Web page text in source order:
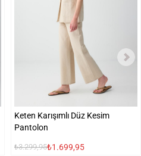
Keten Karışımlı Düz Kesim
Pantolon
₺3.299,95₺1.699,95